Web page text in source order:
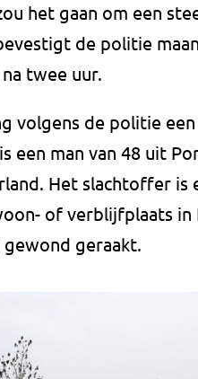
het gaan om een
de politie
twee uur.
volgens de politie
een man van 48 uit
Het slachtoffer is
of verblijfplaats in
geraakt.